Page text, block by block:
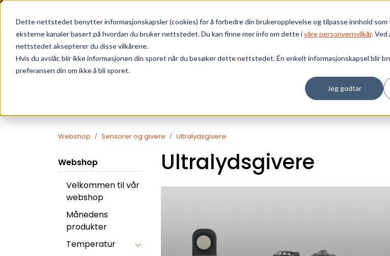
Dette nettstedet benytter informasjonskapsler (cookies) for å forbedre din brukeropplevelse og tilpasse innhold som
eksterne kanaler basert på hvordan du bruker nettstedet. Du kan finne mer info om dette ivåre personvernvilkår.
nettstedet aksepterer du disse vilkårene.
Hvis du avslår, blir ikke informasjonen din sporet når du besøker dette nettstedet. Én enkelt informasjonskapsel blir
preferansen din om ikke å bli sporet.
Jeg godtar
Skip to main content
Webshop Sensorer og givere Ultralydsgivere
Webshop
Velkommen til vår
webshop
Månedens
produkter
Temperatur
Ultralydsgivere